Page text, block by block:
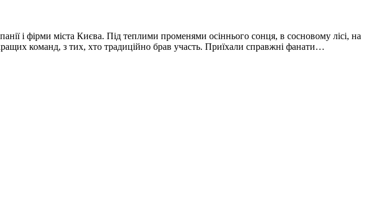
і фірми міста Києва. Під теплими променями осіннього сонця, в сосновому лісі, на
команд, з тих, хто традиційно брав участь. Приїхали справжні фанати…